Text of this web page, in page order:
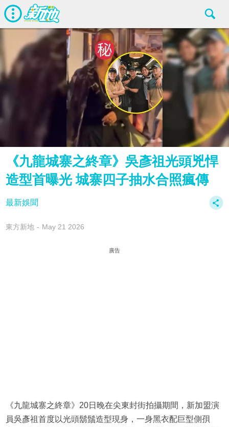
《九龍城寨之終章》吳彥祖光頭兇悍
造型首曝光 城寨四子抽水合照瘋傳
最新娛聞
東方新地 May 21 2026
廣告
《九龍城寨之終章》20日晚在尖東封街拍攝期間，新加盟演
員吳彥祖首度以光頭鬍鬚造型現身，一身黑衣配巨型側孭